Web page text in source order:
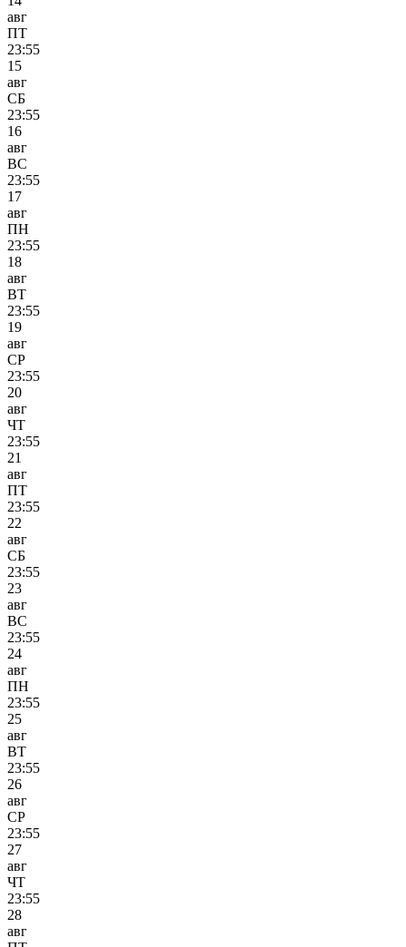
авг
ПТ
23:55
15
авг
СБ
23:55
16
авг
ВС
23:55
17
авг
ПН
23:55
18
авг
ВТ
23:55
19
авг
СР
23:55
20
авг
ЧТ
23:55
21
авг
ПТ
23:55
22
авг
СБ
23:55
23
авг
ВС
23:55
24
авг
ПН
23:55
25
авг
ВТ
23:55
26
авг
СР
23:55
27
авг
ЧТ
23:55
28
авг